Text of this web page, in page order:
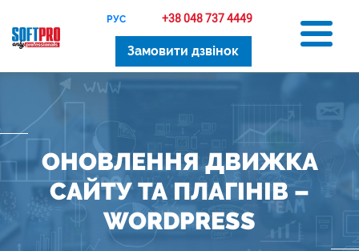
РУС +38 048 737 4449
Замовити дзвінок
ОНОВЛЕННЯ ДВИЖКА
САЙТУ ТА ПЛАГІНІВ –
WORDPRESS